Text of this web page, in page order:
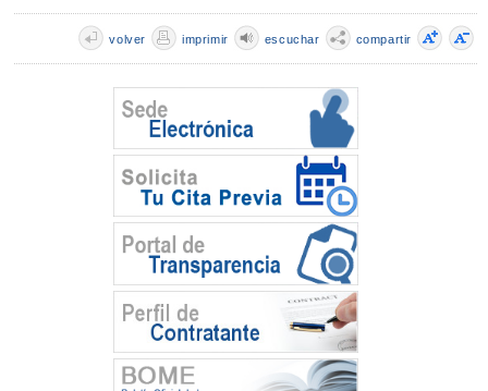
compartir
escuchar
imprimir
volver